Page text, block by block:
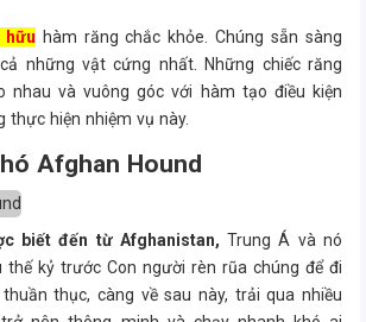
hữu hàm răng chắc khỏe. Chúng sẵn sàng
những vật cứng nhất. Những chiếc răng
nhau và vuông góc với hàm tạo điều kiện
thực hiện nhiệm vụ này.
Afghan Hound
biết đến từ Afghanistan, Trung Á và nó
thế kỷ trước Con người rèn rũa chúng để đi
thục, càng về sau này, trải qua nhiều